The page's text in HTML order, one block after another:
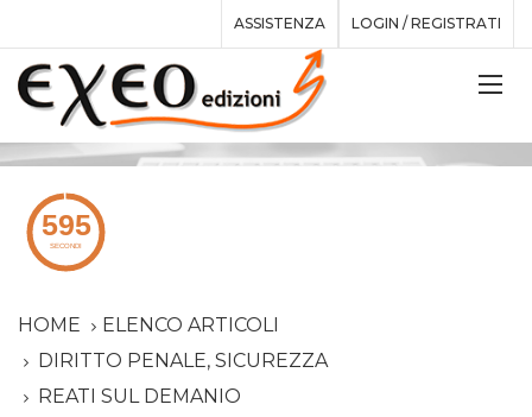
ASSISTENZA LOGIN / REGISTRATI
HOME
ELENCO ARTICOLI
DIRITTO PENALE, SICUREZZA
REATI SUL DEMANIO